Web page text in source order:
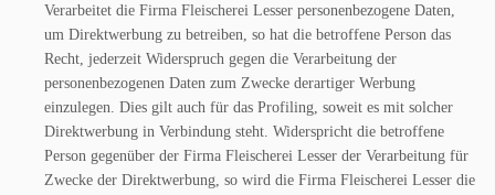
Verarbeitet die Firma Fleischerei Lesser personenbezogene Daten,
um Direktwerbung zu betreiben, so hat die betroffene Person das
Recht, jederzeit Widerspruch gegen die Verarbeitung der
personenbezogenen Daten zum Zwecke derartiger Werbung
einzulegen. Dies gilt auch für das Profiling, soweit es mit solcher
Direktwerbung in Verbindung steht. Widerspricht die betroffene
Person gegenüber der Firma Fleischerei Lesser der Verarbeitung für
Zwecke der Direktwerbung, so wird die Firma Fleischerei Lesser die